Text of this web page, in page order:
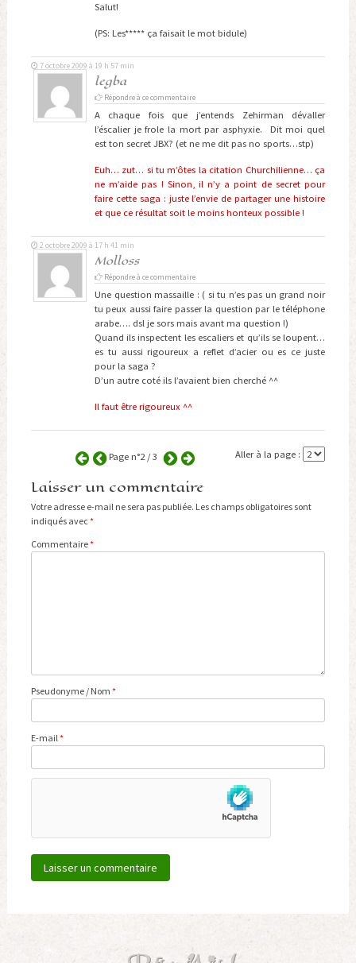
Salut!
(PS: Les***** ça faisait le mot bidule)
legba
7 octobre 2009 à 19 h 57 min
Répondre à ce commentaire
A chaque fois que j’entends Zehirman dévaller
l’éscalier je frole la mort par asphyxie. Dit moi quel
est ton secret JBX? (et ne me dit pas no sports…stp)
Euh… zut… si tu m’ôtes la citation Churchilienne… ça
ne m’aide pas ! Sinon, il n’y a point de secret pour
faire cette saga : juste l’envie de partager une histoire
et que ce résultat soit le moins honteux possible !
Molloss
2 octobre 2009 à 17 h 41 min
Répondre à ce commentaire
Une question massaille : ( si tu n’es pas un grand noir
tu peux aussi faire passer la question par le téléphone
arabe…. dsl je sors mais avant ma question !)
Quand ils inspectent les escaliers et qu’ils se loupent…
es tu aussi rigoureux a reflet d’acier ou es ce juste
pour la saga ?
D’un autre coté ils l’avaient bien cherché ^^
Il faut être rigoureux ^^
Aller à la page :
Page n°2 / 3
Laisser un commentaire
Votre adresse e-mail ne sera pas publiée. Les champs obligatoires sont
indiqués avec*
Commentaire*
Pseudonyme / Nom *
E-mail*